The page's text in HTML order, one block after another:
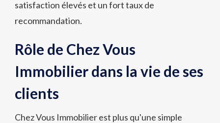
satisfaction élevés et un fort taux de
recommandation.
Rôle de Chez Vous
Immobilier dans la vie de ses
clients
Chez Vous Immobilier est plus qu'une simple